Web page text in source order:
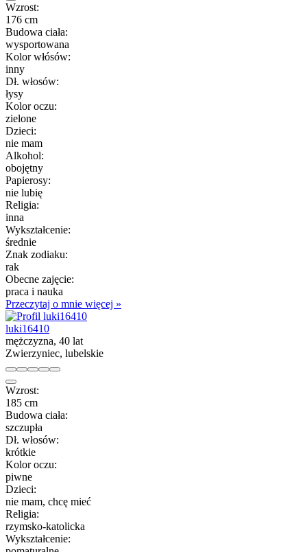
Wzrost:
176 cm
Budowa ciała:
wysportowana
Kolor włósów:
inny
Dł. włosów:
łysy
Kolor oczu:
zielone
Dzieci:
nie mam
Alkohol:
obojętny
Papierosy:
nie lubię
Religia:
inna
Wykształcenie:
średnie
Znak zodiaku:
rak
Obecne zajęcie:
praca i nauka
Przeczytaj o mnie więcej »
luki16410
mężczyzna, 40 lat
Zwierzyniec, lubelskie
Wzrost:
185 cm
Budowa ciała:
szczupła
Dł. włosów:
krótkie
Kolor oczu:
piwne
Dzieci:
nie mam, chcę mieć
Religia:
rzymsko-katolicka
Wykształcenie: